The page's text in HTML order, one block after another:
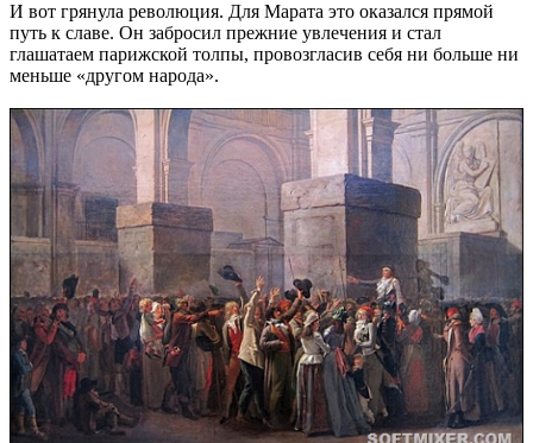
И вот грянула революция. Для Марата это оказался прямой
путь к славе. Он забросил прежние увлечения и стал
глашатаем парижской толпы, провозгласив себя ни больше ни
меньше «другом народа».